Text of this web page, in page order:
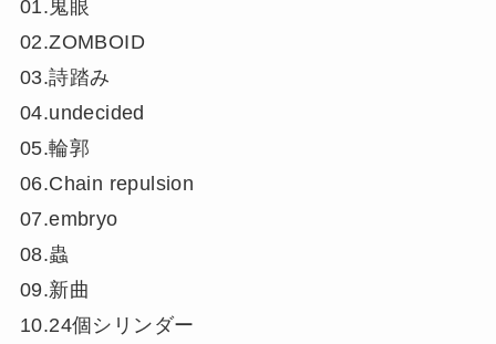
01.鬼眼
02.ZOMBOID
03.詩踏み
04.undecided
05.輪郭
06.Chain repulsion
07.embryo
08.蟲
09.新曲
10.24個シリンダー